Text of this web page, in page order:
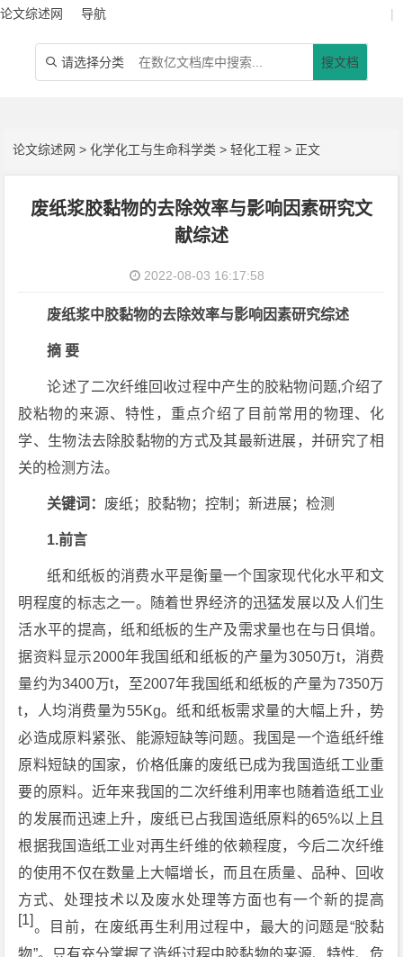
论文综述网 导航 |
 请选择分类 搜文档
论文综述网 >化学化工与生命科学类 >轻化工程 > 正文
废纸浆胶黏物的去除效率与影响因素研究文
献综述
2022-08-03 16:17:58
废纸浆中胶黏物的去除效率与影响因素研究综述
摘 要
论述了二次纤维回收过程中产生的胶粘物问题,介绍了
胶粘物的来源、特性，重点介绍了目前常用的物理、化
学、生物法去除胶黏物的方式及其最新进展，并研究了相
关的检测方法。
关键词： 废纸；胶黏物；控制；新进展；检测
1.前言
纸和纸板的消费水平是衡量一个国家现代化水平和文
明程度的标志之一。随着世界经济的迅猛发展以及人们生
活水平的提高，纸和纸板的生产及需求量也在与日俱增。
据资料显示2000年我国纸和纸板的产量为3050万t，消费
量约为3400万t，至2007年我国纸和纸板的产量为7350万
t，人均消费量为55Kg。纸和纸板需求量的大幅上升，势
必造成原料紧张、能源短缺等问题。我国是一个造纸纤维
原料短缺的国家，价格低廉的废纸已成为我国造纸工业重
要的原料。近年来我国的二次纤维利用率也随着造纸工业
的发展而迅速上升，废纸已占我国造纸原料的65%以上且
根据我国造纸工业对再生纤维的依赖程度，今后二次纤维
的使用不仅在数量上大幅增长，而且在质量、品种、回收
方式、处理技术以及废水处理等方面也有一个新的提高
[1]。目前，在废纸再生利用过程中，最大的问题是“胶黏
物”。只有充分掌握了造纸过程中胶黏物的来源、特性、危